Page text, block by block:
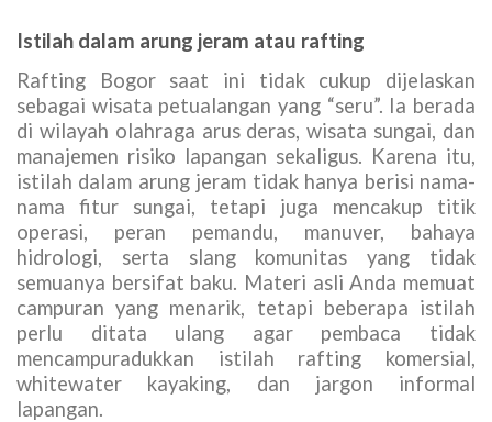
Istilah dalam arung jeram atau rafting
Rafting Bogor saat ini tidak cukup dijelaskan
sebagai wisata petualangan yang “seru”. Ia berada
di wilayah olahraga arus deras, wisata sungai, dan
manajemen risiko lapangan sekaligus. Karena itu,
istilah dalam arung jeram tidak hanya berisi nama-
nama fitur sungai, tetapi juga mencakup titik
operasi, peran pemandu, manuver, bahaya
hidrologi, serta slang komunitas yang tidak
semuanya bersifat baku. Materi asli Anda memuat
campuran yang menarik, tetapi beberapa istilah
perlu ditata ulang agar pembaca tidak
mencampuradukkan istilah rafting komersial,
whitewater kayaking, dan jargon informal
lapangan.